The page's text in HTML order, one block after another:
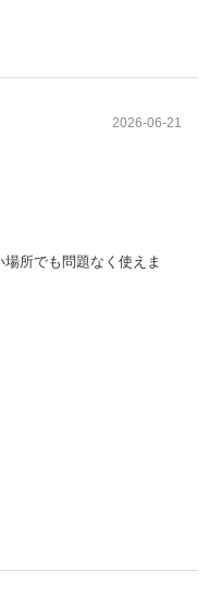
2026-06-21
所でも問題なく使えま